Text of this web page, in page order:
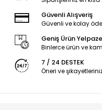
Güvenli Alışveriş
Güvenli ve kolay
Geniş Ürün
Binlerce ürün ve
7 / 24 DESTEK
Öneri ve